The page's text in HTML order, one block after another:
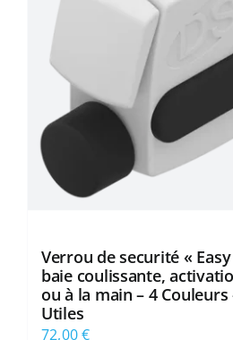
être
choisies
sur
page
du
produit
Verrou de securité «
baie coulissante,
ou à la main – 4
Utiles
72,00€